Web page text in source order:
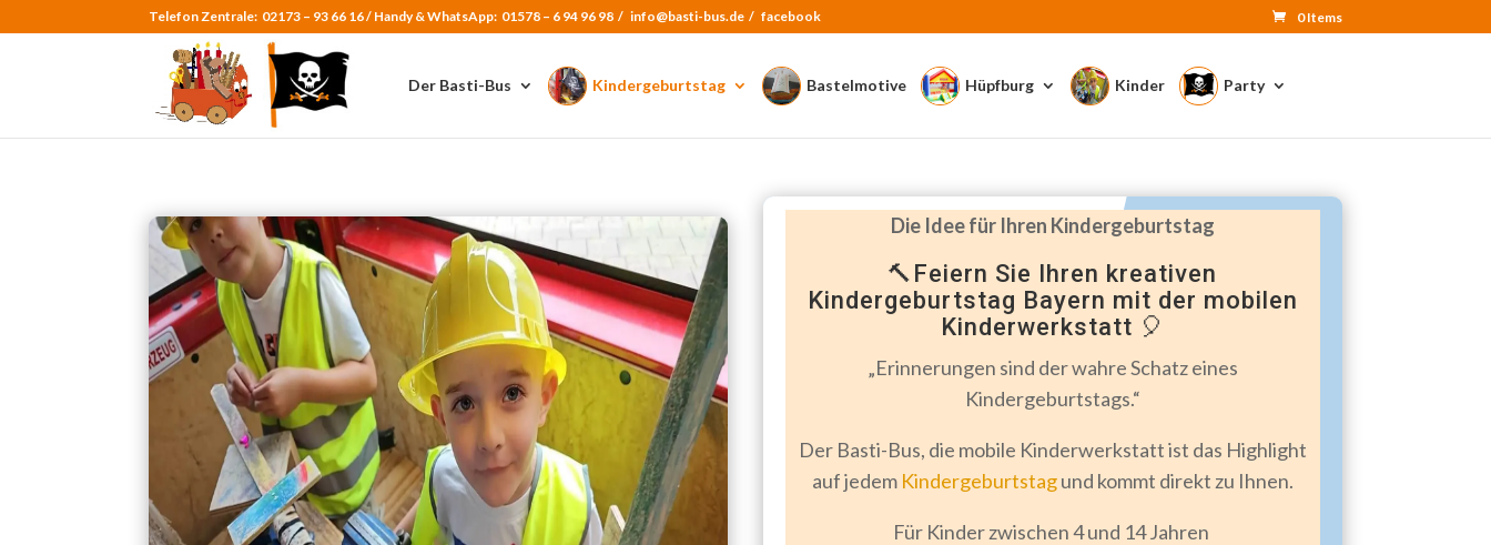
Telefon Zentrale: 02173 – 93 66 16 / Handy & WhatsApp: 01578 – 6 94 96 98 / info@basti-bus.de / facebook 0 Items
Der Basti-Bus Kindergeburtstag Bastelmotive Hüpfburg Kinder Party
Die Idee für Ihren Kindergeburtstag
🔨Feiern Sie Ihren kreativen
Kindergeburtstag Bayern mit der mobilen
Kinderwerkstatt 🎈
„Erinnerungen sind der wahre Schatz eines
Kindergeburtstags.“
Der Basti-Bus, die mobile Kinderwerkstatt ist das Highlight
auf jedem Kindergeburtstagund kommt direkt zu Ihnen.
Für Kinder zwischen 4 und 14 Jahren